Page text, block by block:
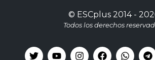
© ESCplus2014 -
Todos los derechos